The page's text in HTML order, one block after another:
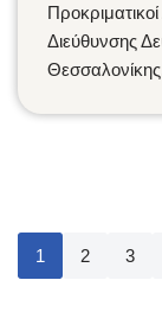
Διεύθυνσης
1 2 3